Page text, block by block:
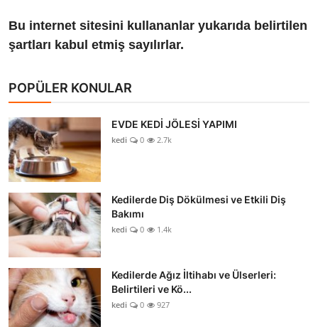
Bu internet sitesini kullananlar yukarıda belirtilen
şartları kabul etmiş sayılırlar.
POPÜLER KONULAR
EVDE KEDİ JÖLESİ YAPIMI
kedi 0 2.7k
Kedilerde Diş Dökülmesi ve Etkili Diş
Bakımı
kedi 0 1.4k
Kedilerde Ağız İltihabı ve Ülserleri:
Belirtileri ve Kö...
kedi 0 927